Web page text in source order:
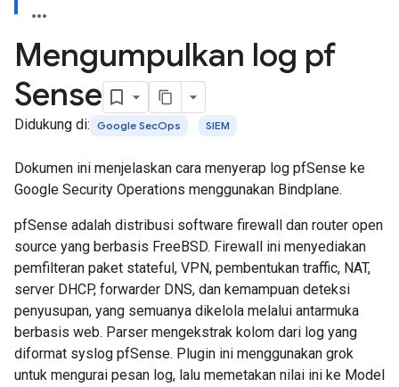
Mengumpulkan log pf
Sense
Didukung di: Google SecOps SIEM
Dokumen ini menjelaskan cara menyerap log pfSense ke
Google Security Operations menggunakan Bindplane.
pfSense adalah distribusi software firewall dan router open
source yang berbasis FreeBSD. Firewall ini menyediakan
pemfilteran paket stateful, VPN, pembentukan traffic, NAT,
server DHCP, forwarder DNS, dan kemampuan deteksi
penyusupan, yang semuanya dikelola melalui antarmuka
berbasis web. Parser mengekstrak kolom dari log yang
diformat syslog pfSense. Plugin ini menggunakan grok
untuk mengurai pesan log, lalu memetakan nilai ini ke Model